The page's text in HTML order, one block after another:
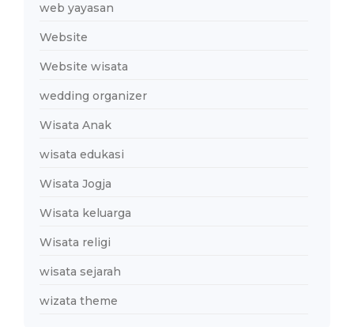
web yayasan
Website
Website wisata
wedding organizer
Wisata Anak
wisata edukasi
Wisata Jogja
Wisata keluarga
Wisata religi
wisata sejarah
wizata theme